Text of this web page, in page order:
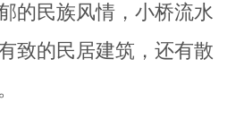
的民族风情，小桥流水
致的民居建筑，还有散